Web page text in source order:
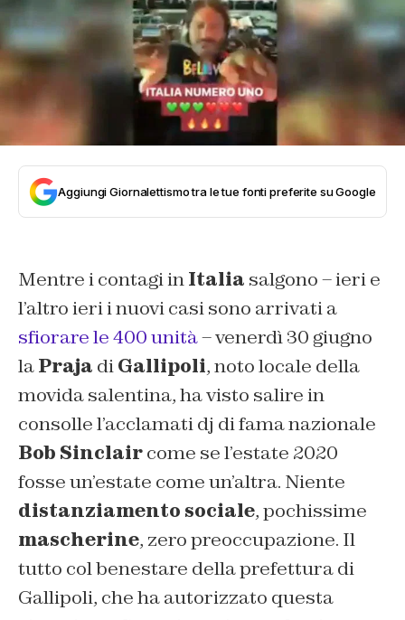
Aggiungi Giornalettismo tra le tue fonti preferite su Google
Mentre i contagi inItalia salgono – ieri e
l’altro ieri i nuovi casi sono arrivati a
sfiorare le 400 unità– venerdì 30 giugno
laPraja diGallipoli, noto locale della
movida salentina, ha visto salire in
consolle l’acclamati dj di fama nazionale
Bob Sinclaircome se l’estate 2020
fosse un’estate come un’altra. Niente
distanziamento sociale, pochissime
mascherine, zero preoccupazione. Il
tutto col benestare della prefettura di
Gallipoli, che ha autorizzato questa